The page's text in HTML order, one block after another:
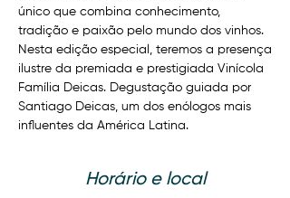
único que combina conhecimento,
tradição e paixão pelo mundo dos vinhos.
Nesta edição especial, teremos a presença
ilustre da premiada e prestigiada Vinícola
Família Deicas. Degustação guiada por
Santiago Deicas, um dos enólogos mais
influentes da América Latina.
Horário e local